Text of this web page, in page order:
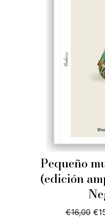
Pequeño
(edición
€16,00 El
€